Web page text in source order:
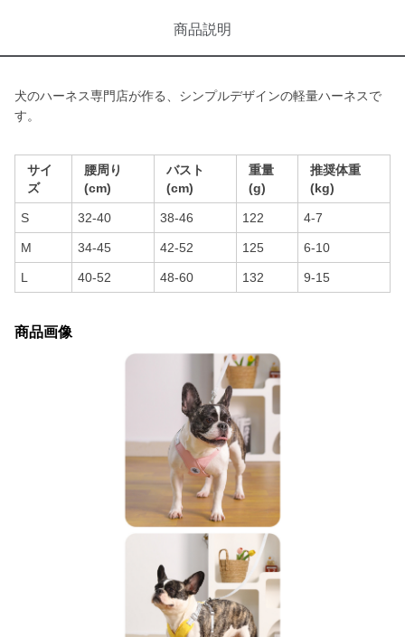
商品説明
犬のハーネス専門店が作る、シンプルデザインの軽量ハーネスで
す。
サイ
ズ
腰周り
(cm)
バスト
(cm)
重量
(g)
推奨体重
(kg)
S 32-40 38-46 122 4-7
M 34-45 42-52 125 6-10
L 40-52 48-60 132 9-15
商品画像